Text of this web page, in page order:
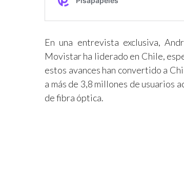
En una entrevista exclusiva,
Movistar ha liderado en Chile,
estos avances han convertido a
a más de 3,8 millones de usuarios
de fibra óptica.